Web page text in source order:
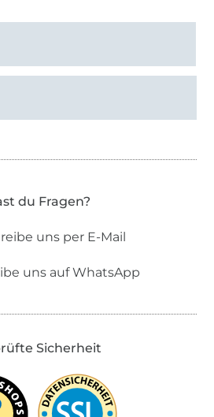
du Fragen?
uns per E-Mail
uns auf WhatsApp
Sicherheit